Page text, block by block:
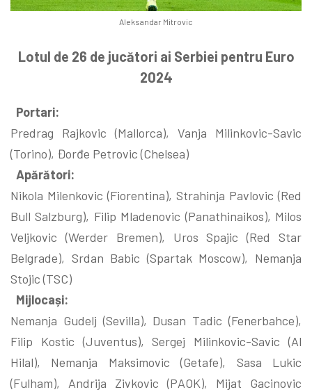
Aleksandar Mitrovic
Lotul de 26 de jucători ai Serbiei pentru Euro
2024
Portari:
Predrag Rajkovic (Mallorca), Vanja Milinkovic-Savic
(Torino), Đorđe Petrovic (Chelsea)
Apărători:
Nikola Milenkovic (Fiorentina), Strahinja Pavlovic (Red
Bull Salzburg), Filip Mladenovic (Panathinaikos), Milos
Veljkovic (Werder Bremen), Uros Spajic (Red Star
Belgrade), Srdan Babic (Spartak Moscow), Nemanja
Stojic (TSC)
Mijlocași:
Nemanja Gudelj (Sevilla), Dusan Tadic (Fenerbahce),
Filip Kostic (Juventus), Sergej Milinkovic-Savic (Al
Hilal), Nemanja Maksimovic (Getafe), Sasa Lukic
(Fulham), Andrija Zivkovic (PAOK), Mijat Gacinovic